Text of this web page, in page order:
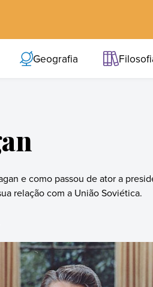
Geografia
e como passou de ator a
relação com a União Soviética.